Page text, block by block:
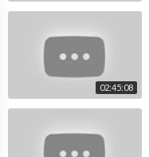
02:45:08